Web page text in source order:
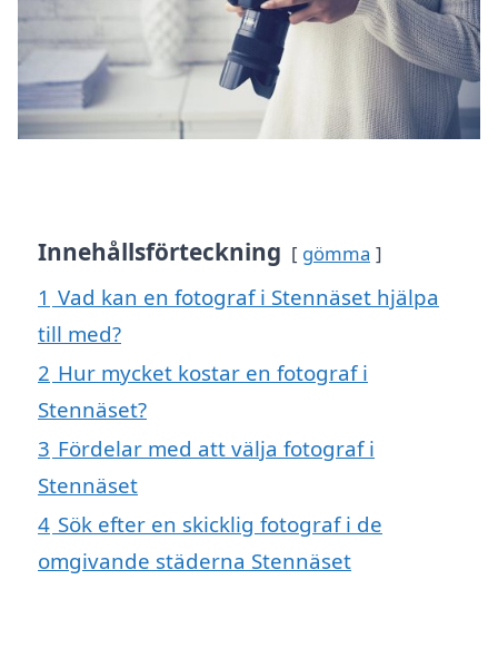
Innehållsförteckning gömma
1 Vad kan en fotograf i Stennäset hjälpa
till med?
2 Hur mycket kostar en fotograf i
Stennäset?
3 Fördelar med att välja fotograf i
Stennäset
4 Sök efter en skicklig fotograf i de
omgivande städerna Stennäset